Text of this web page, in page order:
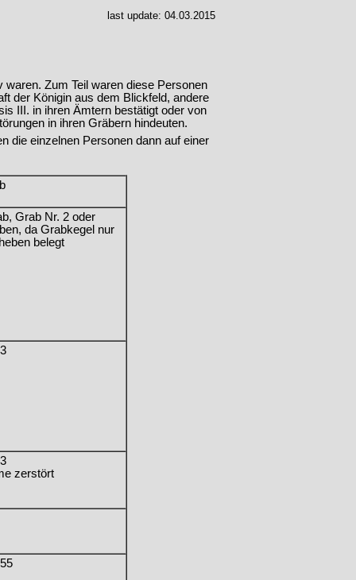
last update: 04.03.2015
Zum Teil waren diese Personen
der Königin aus dem Blickfeld, andere
III. in ihren Ämtern bestätigt oder von
in ihren Gräbern hindeuten.
die einzelnen Personen dann auf einer
Grab Nr. 2 oder
da Grabkegel nur
belegt
zerstört